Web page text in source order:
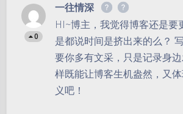
0
一往情深
HI~博主，我觉得博客还是要
是都说时间是挤出来的么？
要你多有文采，只是记录身
样既能让博客生机盎然，又
义吧！